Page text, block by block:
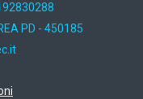
PD - 450185